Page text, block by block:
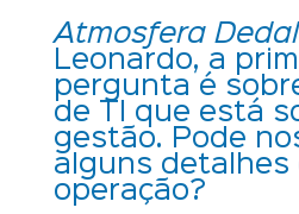
Atmosfera
Leonardo, a
pergunta é
de TI que está
gestão. Pode
alguns detalhes
operação?